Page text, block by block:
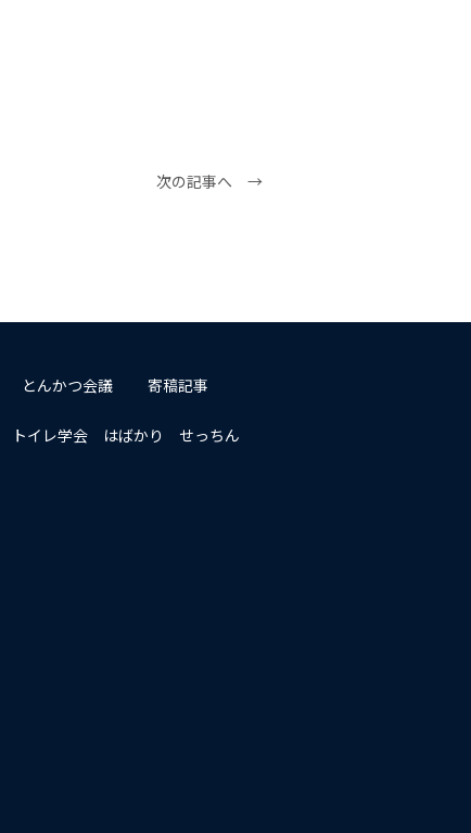
次の記事へ →
とんかつ会議 寄稿記事
トイレ学会 はばかり せっちん